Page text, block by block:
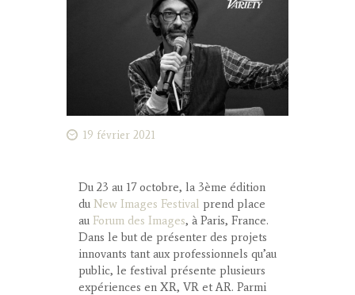
19 février 2021
Du 23 au 17 octobre, la 3ème édition
du New Images Festival prend place
au Forum des Images, à Paris, France.
Dans le but de présenter des projets
innovants tant aux professionnels qu’au
public, le festival présente plusieurs
expériences en XR, VR et AR. Parmi